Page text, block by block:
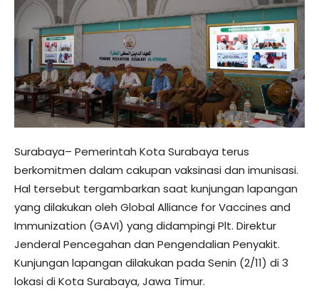
Surabaya– Pemerintah Kota Surabaya terus
berkomitmen dalam cakupan vaksinasi dan imunisasi.
Hal tersebut tergambarkan saat kunjungan lapangan
yang dilakukan oleh Global Alliance for Vaccines and
Immunization (GAVI) yang didampingi Plt. Direktur
Jenderal Pencegahan dan Pengendalian Penyakit.
Kunjungan lapangan dilakukan pada Senin (2/11) di 3
lokasi di Kota Surabaya, Jawa Timur.